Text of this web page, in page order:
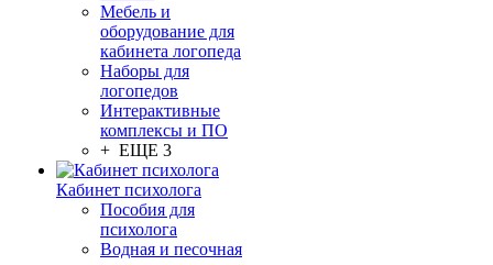
Мебель и
оборудование для
кабинета логопеда
Наборы для
логопедов
Интерактивные
комплексы и ПО
+ ЕЩЕ 3
Кабинет психолога
Пособия для
психолога
Водная и песочная